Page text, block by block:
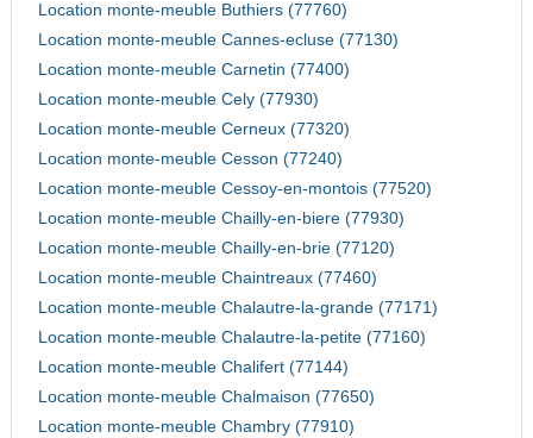
Location monte-meuble Buthiers (77760)
Location monte-meuble Cannes-ecluse (77130)
Location monte-meuble Carnetin (77400)
Location monte-meuble Cely (77930)
Location monte-meuble Cerneux (77320)
Location monte-meuble Cesson (77240)
Location monte-meuble Cessoy-en-montois (77520)
Location monte-meuble Chailly-en-biere (77930)
Location monte-meuble Chailly-en-brie (77120)
Location monte-meuble Chaintreaux (77460)
Location monte-meuble Chalautre-la-grande (77171)
Location monte-meuble Chalautre-la-petite (77160)
Location monte-meuble Chalifert (77144)
Location monte-meuble Chalmaison (77650)
Location monte-meuble Chambry (77910)